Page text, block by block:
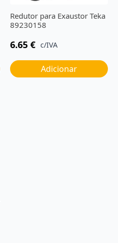
Redutor para Exaustor Teka
89230158
6.65 € c/IVA
Adicionar